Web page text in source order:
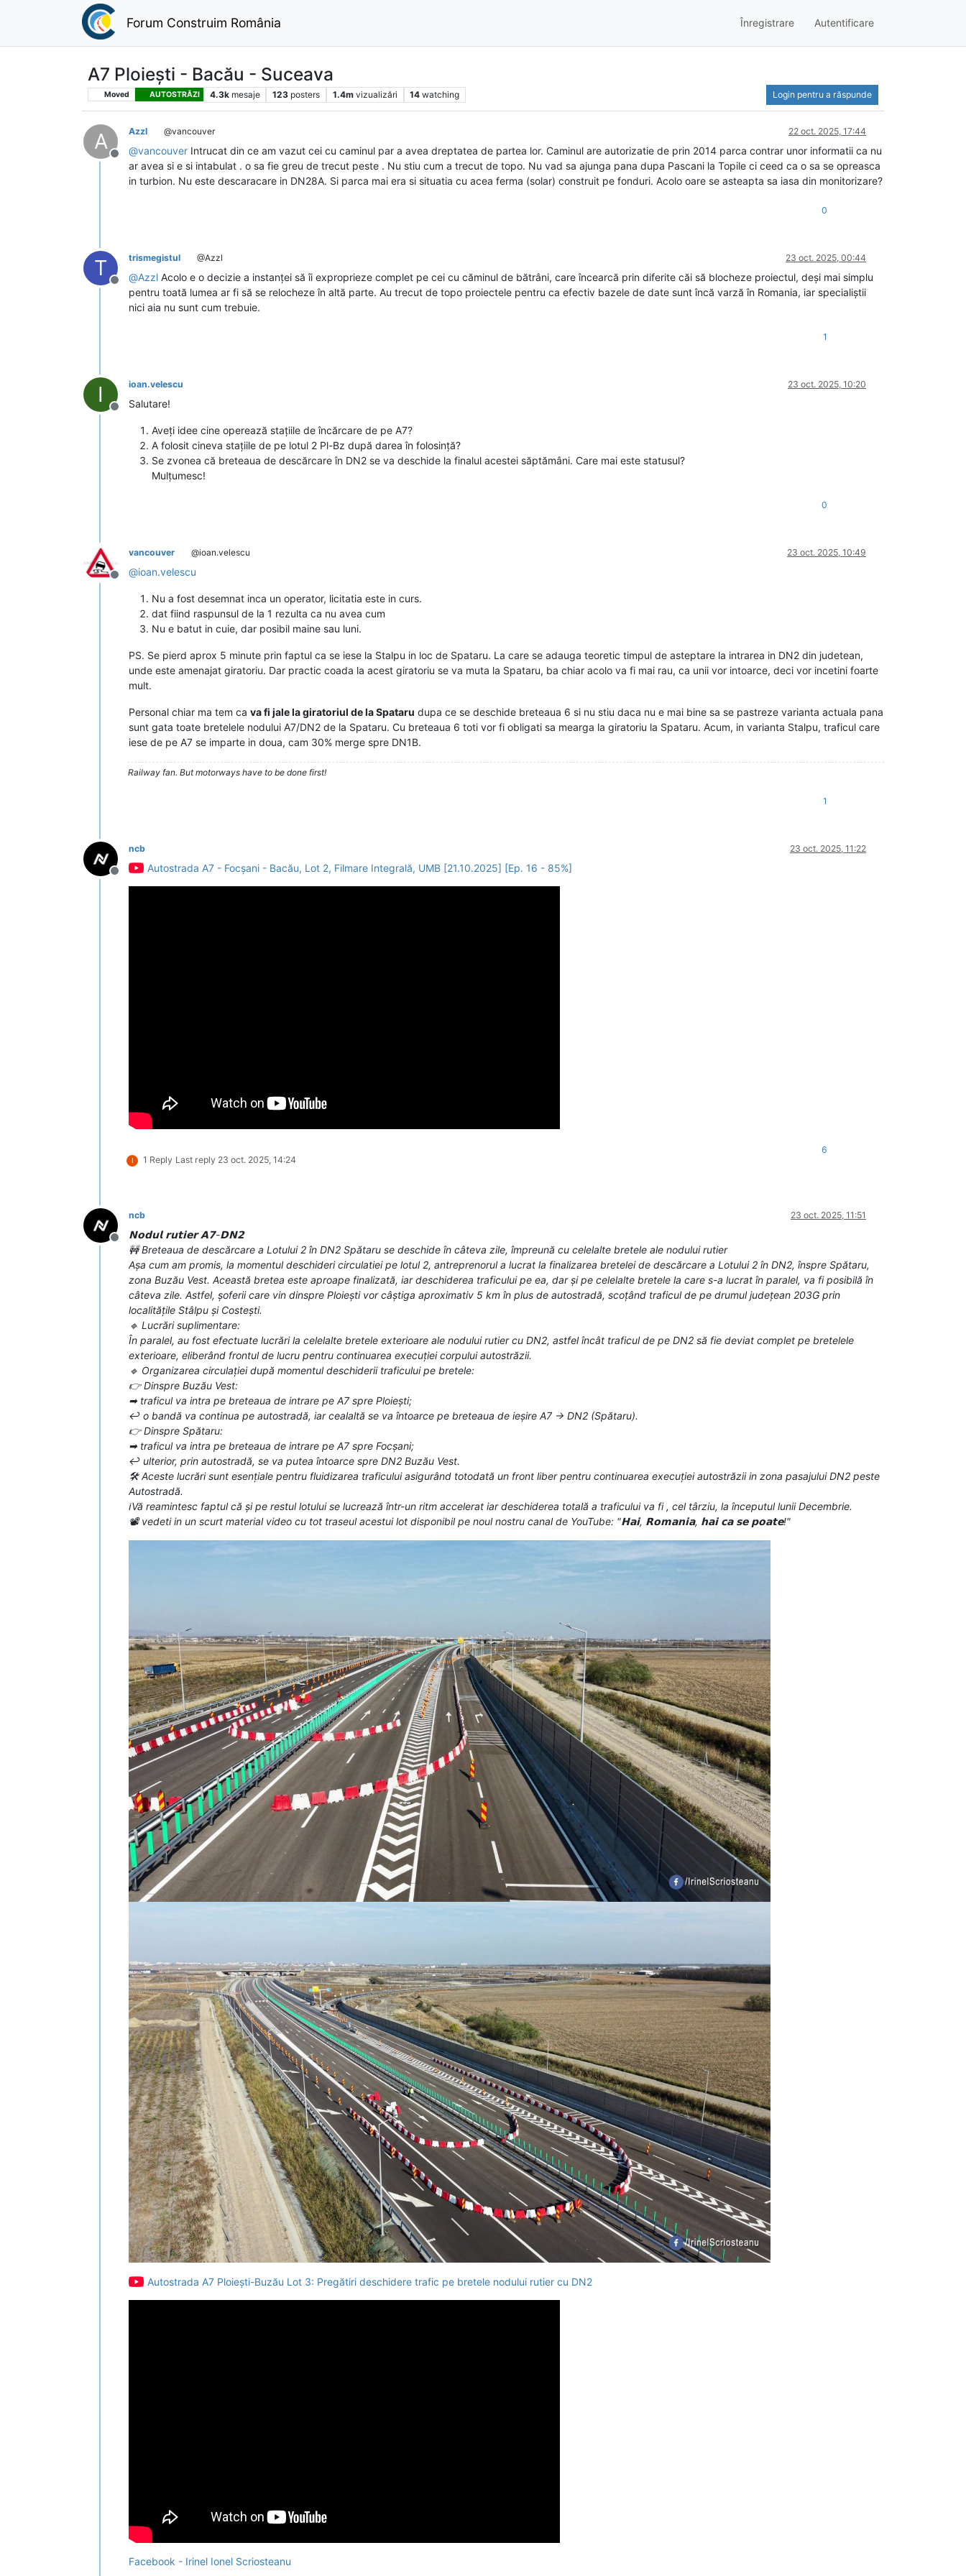
Forum Construim România Înregistrare Autentificare
A7 Ploiești - Bacău - Suceava
Moved AUTOSTRĂZI 4.3k mesaje 123 posters 1.4m vizualizări 14 watching Login pentru a răspunde
A
Deconectat
Azzl @vancouver 22 oct. 2025, 17:44
@vancouver Intrucat din ce am vazut cei cu caminul par a avea dreptatea de partea lor. Caminul are autorizatie de prin 2014 parca contrar unor informatii ca nu
ar avea si e si intabulat . o sa fie greu de trecut peste . Nu stiu cum a trecut de topo. Nu vad sa ajunga pana dupa Pascani la Topile ci ceed ca o sa se opreasca
in turbion. Nu este descaracare in DN28A. Si parca mai era si situatia cu acea ferma (solar) construit pe fonduri. Acolo oare se asteapta sa iasa din monitorizare?
0
T
Deconectat
trismegistul @Azzl 23 oct. 2025, 00:44
@Azzl Acolo e o decizie a instanței să îi exproprieze complet pe cei cu căminul de bătrâni, care încearcă prin diferite căi să blocheze proiectul, deși mai simplu
pentru toată lumea ar fi să se relocheze în altă parte. Au trecut de topo proiectele pentru ca efectiv bazele de date sunt încă varză în Romania, iar specialiștii
nici aia nu sunt cum trebuie.
1
I
Deconectat
ioan.velescu 23 oct. 2025, 10:20
Salutare!
Aveți idee cine operează stațiile de încărcare de pe A7?
A folosit cineva stațiile de pe lotul 2 Pl-Bz după darea în folosință?
Se zvonea că breteaua de descărcare în DN2 se va deschide la finalul acestei săptămâni. Care mai este statusul?
Mulțumesc!
0
Deconectat
vancouver @ioan.velescu 23 oct. 2025, 10:49
@ioan.velescu
Nu a fost desemnat inca un operator, licitatia este in curs.
dat fiind raspunsul de la 1 rezulta ca nu avea cum
Nu e batut in cuie, dar posibil maine sau luni.
PS. Se pierd aprox 5 minute prin faptul ca se iese la Stalpu in loc de Spataru. La care se adauga teoretic timpul de asteptare la intrarea in DN2 din judetean,
unde este amenajat giratoriu. Dar practic coada la acest giratoriu se va muta la Spataru, ba chiar acolo va fi mai rau, ca unii vor intoarce, deci vor incetini foarte
mult.
Personal chiar ma tem ca va fi jale la giratoriul de la Spataru dupa ce se deschide breteaua 6 si nu stiu daca nu e mai bine sa se pastreze varianta actuala pana
sunt gata toate bretelele nodului A7/DN2 de la Spataru. Cu breteaua 6 toti vor fi obligati sa mearga la giratoriu la Spataru. Acum, in varianta Stalpu, traficul care
iese de pe A7 se imparte in doua, cam 30% merge spre DN1B.
Railway fan. But motorways have to be done first!
1
Deconectat
ncb 23 oct. 2025, 11:22
Autostrada A7 - Focșani - Bacău, Lot 2, Filmare Integrală, UMB [21.10.2025] [Ep. 16 - 85%]
I 1 Reply Last reply 23 oct. 2025, 14:24
6
Deconectat
ncb 23 oct. 2025, 11:51
𝗡𝗼𝗱𝘂𝗹 𝗿𝘂𝘁𝗶𝗲𝗿 𝗔𝟳-𝗗𝗡𝟮
🚧 Breteaua de descărcare a Lotului 2 în DN2 Spătaru se deschide în câteva zile, împreună cu celelalte bretele ale nodului rutier
Așa cum am promis, la momentul deschideri circulatiei pe lotul 2, antreprenorul a lucrat la finalizarea bretelei de descărcare a Lotului 2 în DN2, înspre Spătaru,
zona Buzău Vest. Această bretea este aproape finalizată, iar deschiderea traficului pe ea, dar și pe celelalte bretele la care s-a lucrat în paralel, va fi posibilă în
câteva zile. Astfel, șoferii care vin dinspre Ploiești vor câștiga aproximativ 5 km în plus de autostradă, scoțând traficul de pe drumul județean 203G prin
localitățile Stâlpu și Costești.
🔹 Lucrări suplimentare:
În paralel, au fost efectuate lucrări la celelalte bretele exterioare ale nodului rutier cu DN2, astfel încât traficul de pe DN2 să fie deviat complet pe bretelele
exterioare, eliberând frontul de lucru pentru continuarea execuției corpului autostrăzii.
🔹 Organizarea circulației după momentul deschiderii traficului pe bretele:
👉 Dinspre Buzău Vest:
➡ traficul va intra pe breteaua de intrare pe A7 spre Ploiești;
↩ o bandă va continua pe autostradă, iar cealaltă se va întoarce pe breteaua de ieșire A7 → DN2 (Spătaru).
👉 Dinspre Spătaru:
➡ traficul va intra pe breteaua de intrare pe A7 spre Focșani;
↩ ulterior, prin autostradă, se va putea întoarce spre DN2 Buzău Vest.
🛠 Aceste lucrări sunt esențiale pentru fluidizarea traficului asigurând totodată un front liber pentru continuarea execuției autostrăzii in zona pasajului DN2 peste
Autostradă.
ℹ️Vă reamintesc faptul că și pe restul lotului se lucrează într-un ritm accelerat iar deschiderea totală a traficului va fi , cel târziu, la începutul lunii Decembrie.
📽 vedeti in un scurt material video cu tot traseul acestui lot disponibil pe noul nostru canal de YouTube: "𝗛𝗮𝗶, 𝗥𝗼𝗺𝗮𝗻𝗶𝗮, 𝗵𝗮𝗶 𝗰𝗮 𝘀𝗲 𝗽𝗼𝗮𝘁𝗲!"
Autostrada A7 Ploiești-Buzău Lot 3: Pregătiri deschidere trafic pe bretele nodului rutier cu DN2
Facebook - Irinel Ionel Scriosteanu